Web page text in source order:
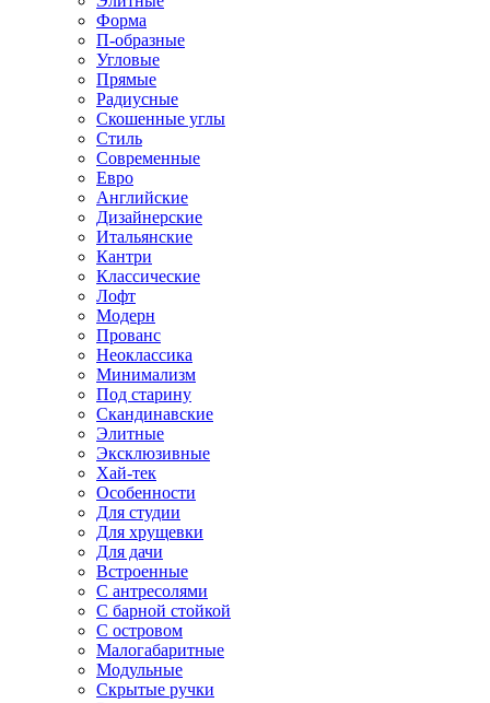
Форма
П-образные
Угловые
Прямые
Радиусные
Скошенные углы
Стиль
Современные
Евро
Английские
Дизайнерские
Итальянские
Кантри
Классические
Лофт
Модерн
Прованс
Неоклассика
Минимализм
Под старину
Скандинавские
Элитные
Эксклюзивные
Хай-тек
Особенности
Для студии
Для хрущевки
Для дачи
Встроенные
С антресолями
С барной стойкой
С островом
Малогабаритные
Модульные
Скрытые ручки